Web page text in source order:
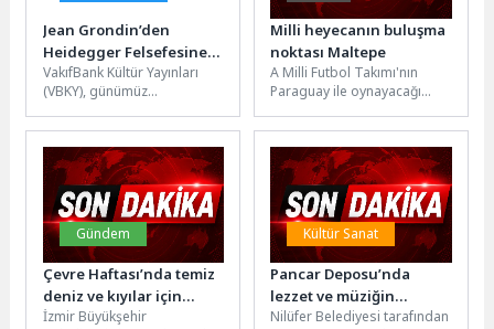
Jean Grondin’den
Heidegger Felsefesine
Kapsamlı Bir Rehber:
“Heidegger’i Anlamak”
VakıfBank Kültür Yayınları
(VBKY), günümüz
Grondin’in kaleme aldığı
“Heidegger’i Anlamak” adlı
eseri okurlarla
buluşturuyor....
Milli heyecanın buluşma
noktası Maltepe
A Milli Futbol Takımı'nın
Paraguay ile oynayacağı
Sahil Etkinlik Alanı'nda
kurulacak dev...
Gündem
Çevre Haftası’nda temiz
deniz ve kıyılar için
seferberlik
İzmir Büyükşehir
Kültür Sanat
Pancar Deposu’nda
lezzet ve müziğin
yolculuğu tamamlandı
Nilüfer Belediyesi tarafından